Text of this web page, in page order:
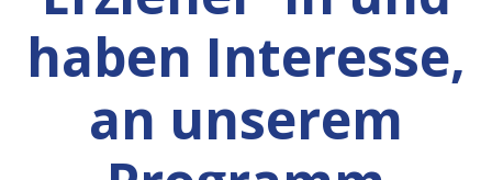
haben Interesse,
an unserem